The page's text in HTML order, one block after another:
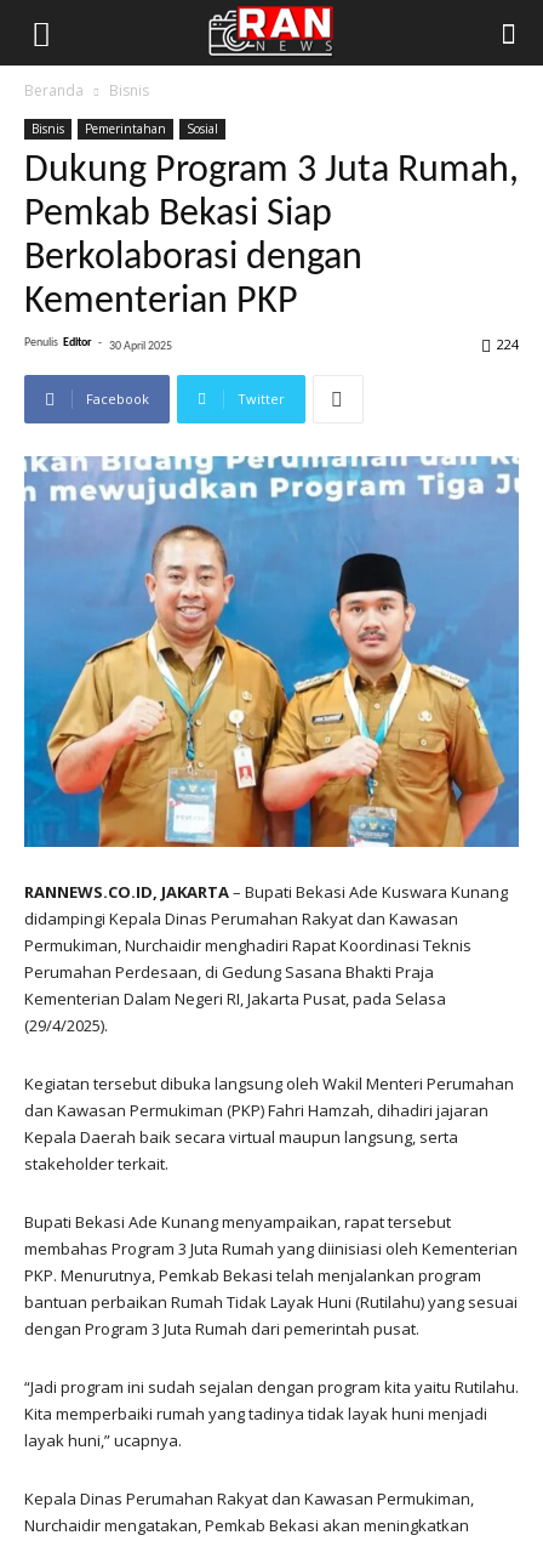
Beranda Bisnis
Bisnis Pemerintahan Sosial
Dukung Program 3 Juta Rumah,
Pemkab Bekasi Siap
Berkolaborasi dengan
Kementerian PKP
Penulis Editor - 30 April 2025 224
Facebook Twitter
RANNEWS.CO.ID, JAKARTA– Bupati Bekasi Ade Kuswara Kunang
didampingi Kepala Dinas Perumahan Rakyat dan Kawasan
Permukiman, Nurchaidir menghadiri Rapat Koordinasi Teknis
Perumahan Perdesaan, di Gedung Sasana Bhakti Praja
Kementerian Dalam Negeri RI, Jakarta Pusat, pada Selasa
(29/4/2025).
Kegiatan tersebut dibuka langsung oleh Wakil Menteri Perumahan
dan Kawasan Permukiman (PKP) Fahri Hamzah, dihadiri jajaran
Kepala Daerah baik secara virtual maupun langsung, serta
stakeholder terkait.
Bupati Bekasi Ade Kunang menyampaikan, rapat tersebut
membahas Program 3 Juta Rumah yang diinisiasi oleh Kementerian
PKP. Menurutnya, Pemkab Bekasi telah menjalankan program
bantuan perbaikan Rumah Tidak Layak Huni (Rutilahu) yang sesuai
dengan Program 3 Juta Rumah dari pemerintah pusat.
“Jadi program ini sudah sejalan dengan program kita yaitu Rutilahu.
Kita memperbaiki rumah yang tadinya tidak layak huni menjadi
layak huni,” ucapnya.
Kepala Dinas Perumahan Rakyat dan Kawasan Permukiman,
Nurchaidir mengatakan, Pemkab Bekasi akan meningkatkan